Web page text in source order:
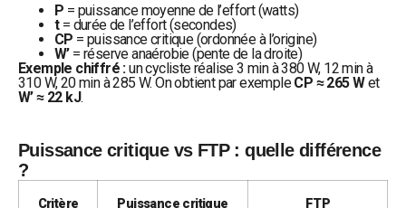
P = puissance moyenne de l’effort (watts)
t= durée de l’effort (secondes)
CP = puissance critique (ordonnée à l’origine)
W’= réserve anaérobie (pente de la droite)
Exemple chiffré :un cycliste réalise 3 min à 380 W, 12 min à
310 W, 20 min à 285 W. On obtient par exempleCP ≈ 265 Wet
W’ ≈ 22 kJ.
Puissance critique vs FTP : quelle différence
?
Critère Puissance critique FTP